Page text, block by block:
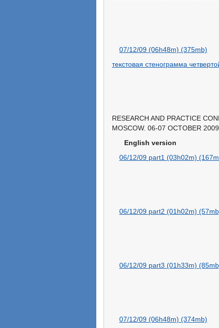
07/12/09 (06h48m) (375mb)
текстовая стенограмма
RESEARCH AND PRACTICE
MOSCOW. 06-07 OCTOBER
English version
06/12/09 part1 (03h02m)
06/12/09 part2 (01h02m)
06/12/09 part3 (01h33m)
07/12/09 (06h48m) (374mb)